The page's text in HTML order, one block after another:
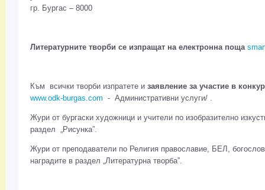
гр. Бургас – 8000
Литературните творби се изпращат на електронна поща
Към всички творби изпратете и заявление за участие в
www.odk-burgas.com - Административни услуги/ .
Жури от бургаски художници и учители по изобразително
раздел „Рисунка”.
Жури от преподаватели по Религия православие, БЕЛ,
наградите в раздел „Литературна творба”.